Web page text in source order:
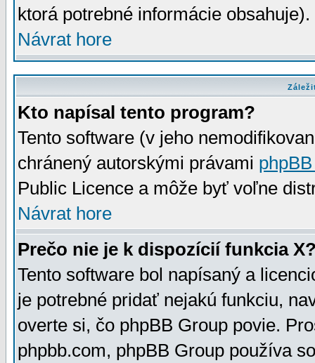
ktorá potrebné informácie
Návrat hore
Kto napísal tento program?
Tento software (v jeho
chránený autorskými právami
Public Licence a môže byť voľne
Návrat hore
Prečo nie je k dispozícií funkcia
Tento software bol napísaný a
je potrebné pridať nejakú funkciu,
overte si, čo phpBB Group povie.
phpbb.com, phpBB Group používa